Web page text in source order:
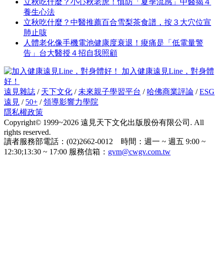
養生心法
立秋吃什麼？中醫推薦百合雪梨茶食譜，按３大穴位宣
肺止咳
人體老化像手機電池健康度衰退！痠痛是「低電量警
告」台大醫授４招自我照顧
加入健康遠見Line，對身體
好！
遠見雜誌 / 天下文化 / 未來親子學習平台 / 哈佛商業評論 /ESG
遠見 / 50+ /領導影響力學院
隱私權政策
Copyright© 1999~2026 遠見天下文化出版股份有限公司. All
rights reserved.
讀者服務部電話：(02)2662-0012 時間：週一 ~ 週五 9:00 ~
12:30;13:30 ~ 17:00 服務信箱： gvm@cwgv.com.tw